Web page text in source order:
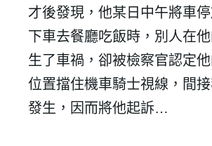
才後發現，他某日中午將車停
下車去餐廳吃飯時，別人在
生了車禍，卻被檢察官認定
位置擋住機車騎士視線，間
發生，因而將他起訴…